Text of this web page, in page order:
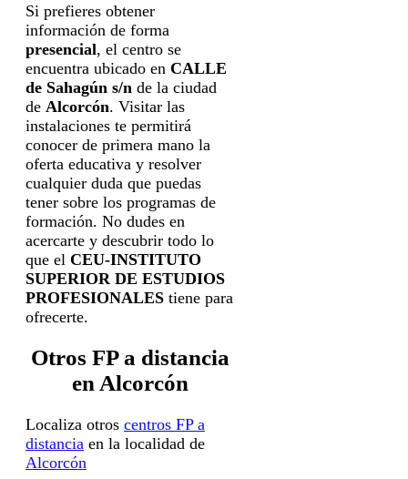
Si prefieres obtener
información de forma
presencial, el centro se
encuentra ubicado en CALLE
de Sahagún s/n de la ciudad
de Alcorcón. Visitar las
instalaciones te permitirá
conocer de primera mano la
oferta educativa y resolver
cualquier duda que puedas
tener sobre los programas de
formación. No dudes en
acercarte y descubrir todo lo
que el CEU-INSTITUTO
SUPERIOR DE ESTUDIOS
PROFESIONALES tiene para
ofrecerte.
Otros FP a distancia
en Alcorcón
Localiza otros centros FP a
distancia en la localidad de
Alcorcón